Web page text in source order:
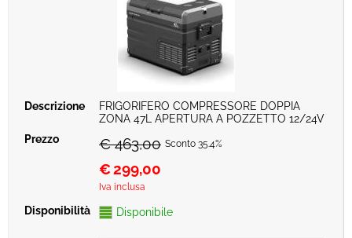
FRIGORIFERO COMPRESSORE DOPPIA
ZONA 47L APERTURA A POZZETTO 12/24V
€ 463,00 Sconto 35.4%
€299,00
Iva inclusa
Disponibile